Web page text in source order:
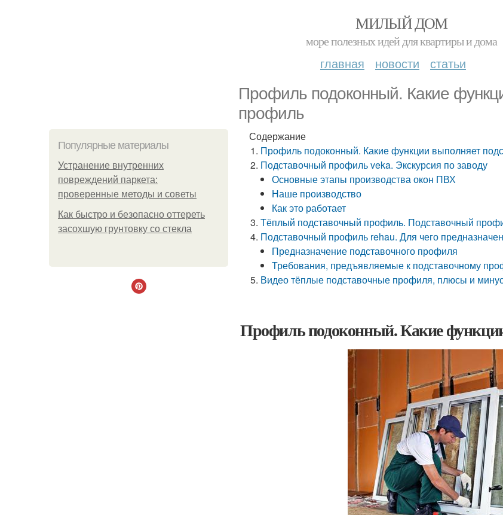
МИЛЫЙ ДОМ
море полезных идей для квартиры и дома
главная новости статьи
Профиль подоконный. Какие
профиль
Популярные материалы
Устранение внутренних
повреждений паркета:
проверенные методы и советы
Как быстро и безопасно оттереть
засохшую грунтовку со стекла
Содержание
Профиль подоконный. Какие функции выполняет
Подставочный профиль veka. Экскурсия по заводу
Основные этапы производства окон ПВХ
Наше производство
Как это работает
Тёплый подставочный профиль. Подставочный
Подставочный профиль rehau. Для чего
Предназначение подставочного профиля
Требования, предъявляемые к подставочному
Видео тёплые подставочные профиля, плюсы и
Профиль подоконный. Какие